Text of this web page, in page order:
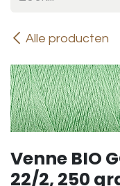
Alle producten
Venne BIO
22/2, 250